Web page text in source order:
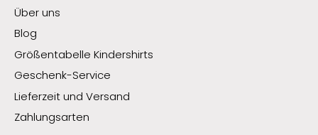
Über uns
Blog
Größentabelle Kindershirts
Geschenk-Service
Lieferzeit und Versand
Zahlungsarten